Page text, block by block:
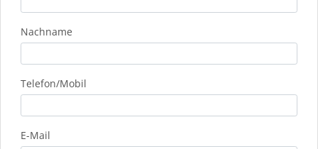
Nachname
Telefon/Mobil
E-Mail